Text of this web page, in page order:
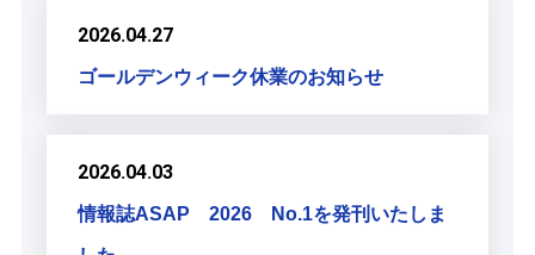
2026.04.27
ゴールデンウィーク休業のお知らせ
2026.04.03
情報誌ASAP 2026 No.1を発刊いたしま